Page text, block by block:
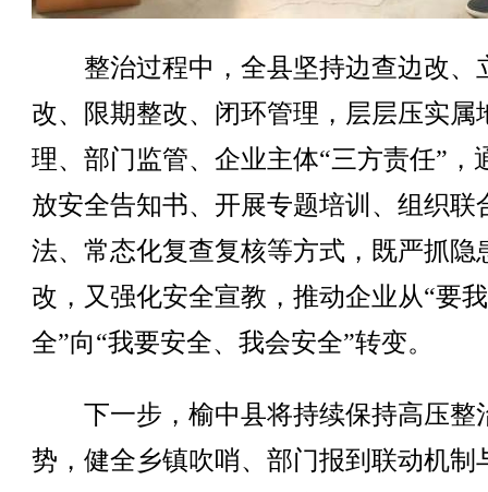
整治过程中，全县坚持边查边改、
改、限期整改、闭环管理，层层压实属
理、部门监管、企业主体“三方责任”，
放安全告知书、开展专题培训、组织联
法、常态化复查复核等方式，既严抓隐
改，又强化安全宣教，推动企业从“要
全”向“我要安全、我会安全”转变。
下一步，榆中县将持续保持高压整
势，健全乡镇吹哨、部门报到联动机制